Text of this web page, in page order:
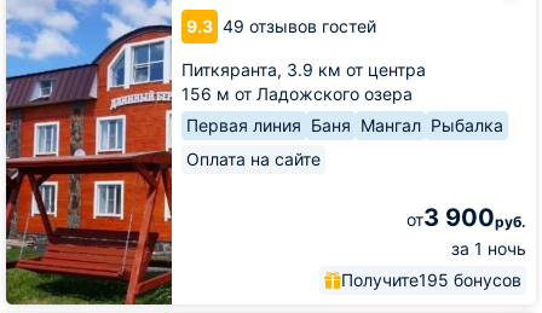
9.3 49 отзывов гостей
Питкяранта, 3.9 км от центра
156 м от Ладожского озера
Первая линия Баня Мангал Рыбалка
Оплата на сайте
от3 900руб.
за 1 ночь
Получите195 бонусов
берег